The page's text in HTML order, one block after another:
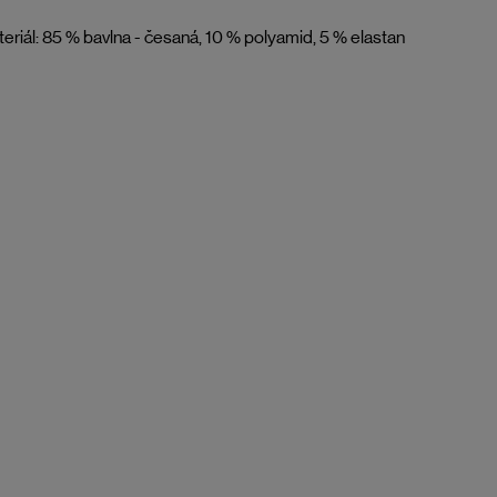
85 % bavlna - česaná, 10 % polyamid, 5 % elastan